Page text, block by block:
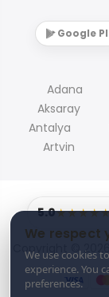
We respect
We use cookies
experience. You
preferences.
Google
Adana
Aksaray
Antalya
Artvin
5.0
Copyright © 2026